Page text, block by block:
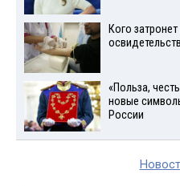
Кого
«Польза,
новые
России